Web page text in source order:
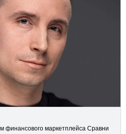
финансового маркетплейса Сравни